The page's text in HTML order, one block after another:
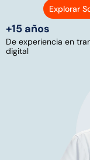
Explorar
+15 años
De experiencia en
digital